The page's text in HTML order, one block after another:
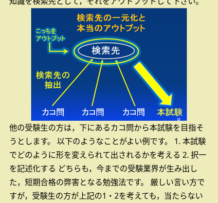
他の受験生の方は，下にあるカコ問から本試験を目指そ
うとします。
以下のようなことがよい例です。
1. 本試験
でどのように形を変えられて出されるかを考える 2. 択一
を記述化する どちらも，今までの受験業界が生み出し
た，短期合格の弊害となる勉強法です。
厳しい言い方で
すが，受験生の方が上記の1・2を考えても，当たらない